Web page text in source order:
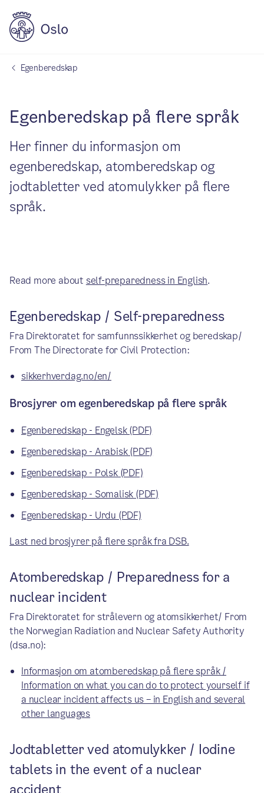
Egenberedskap
Egenberedskap på flere språk
Her finner du informasjon om
egenberedskap, atomberedskap og
jodtabletter ved atomulykker på flere
språk.
Read more about self-preparedness in English.
Egenberedskap / Self-preparedness
Fra Direktoratet for samfunnssikkerhet og beredskap/
From The Directorate for Civil Protection:
sikkerhverdag.no/en/
Brosjyrer om egenberedskap på flere språk
Egenberedskap - Engelsk (PDF)
Egenberedskap - Arabisk (PDF)
Egenberedskap - Polsk (PDF)
Egenberedskap - Somalisk (PDF)
Egenberedskap - Urdu (PDF)
Last ned brosjyrer på flere språk fra DSB.
Atomberedskap / Preparedness for a
nuclear incident
Fra Direktoratet for strålevern og atomsikkerhet/ From
the Norwegian Radiation and Nuclear Safety Authority
(dsa.no):
Informasjon om atomberedskap på flere språk /
Information on what you can do to protect yourself if
a nuclear incident affects us – in English and several
other languages
Jodtabletter ved atomulykker / Iodine
tablets in the event of a nuclear